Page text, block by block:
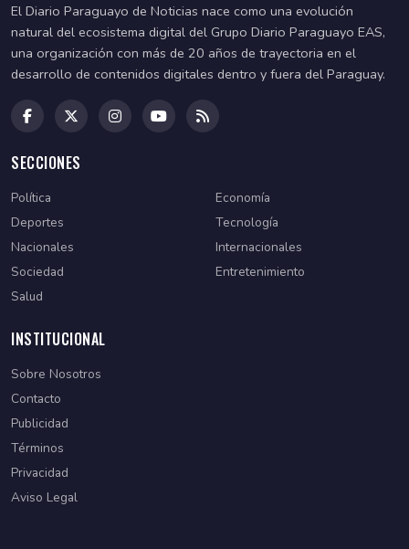
El Diario Paraguayo de Noticias nace como una evolución
natural del ecosistema digital del Grupo Diario Paraguayo EAS,
una organización con más de 20 años de trayectoria en el
desarrollo de contenidos digitales dentro y fuera del Paraguay.
SECCIONES
Política
Economía
Deportes
Tecnología
Nacionales
Internacionales
Sociedad
Entretenimiento
Salud
INSTITUCIONAL
Sobre Nosotros
Contacto
Publicidad
Términos
Privacidad
Aviso Legal